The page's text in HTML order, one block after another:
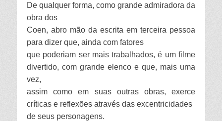
De qualquer forma, como grande admiradora da
obra dos
Coen, abro mão da escrita em terceira pessoa
para dizer que, ainda com fatores
que poderiam ser mais trabalhados, é um filme
divertido, com grande elenco e que, mais uma
vez,
assim como em suas outras obras, exerce
críticas e reflexões através das excentricidades
de seus personagens.